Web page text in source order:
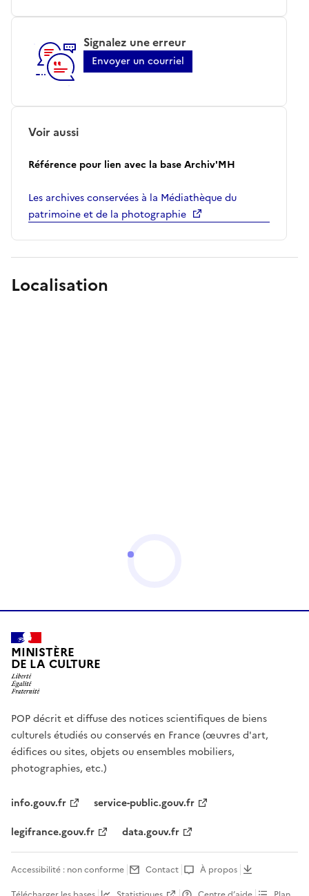
Signalez une erreur
Envoyer un courriel
Voir aussi
Référence pour lien avec la base Archiv'MH
Les archives conservées à la Médiathèque du
patrimoine et de la photographie
Localisation
MINISTÈRE
DE LA CULTURE
POP décrit et diffuse des notices scientifiques de biens
culturels étudiés ou conservés en France (œuvres d'art,
édifices ou sites, objets ou ensembles mobiliers,
photographies, etc.)
info.gouv.fr
service-public.gouv.fr
legifrance.gouv.fr
data.gouv.fr
Accessibilité : non conforme Contact
À propos